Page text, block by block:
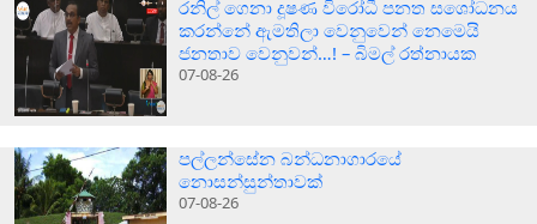
රනිල් ගෙනා දූෂණ විරෝධී පනත සශෝධනය
කරන්නේ ඇමතිලා වෙනුවෙන් නෙමෙයි
ජනතාව වෙනුවන්…! – බිමල් රත්නායක
07-08-26
පල්ලන්සේන බන්ධනාගාරයේ
නොසන්සුන්තාවක්
07-08-26